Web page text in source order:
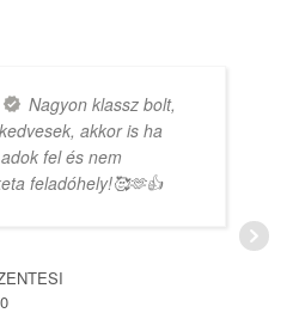
Nagyon klassz bolt,
akkor is ha
fel és nem
feladóhely!🥰🫶👍